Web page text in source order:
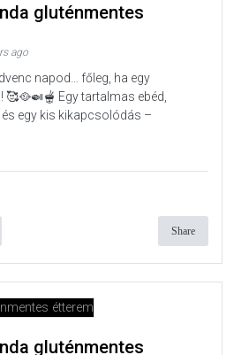
gluténmentes
ago
napod… főleg, ha egy
🥰🥘🍛🫕 Egy tartalmas ebéd,
egy kis kikapcsolódás –
Share
gluténmentes